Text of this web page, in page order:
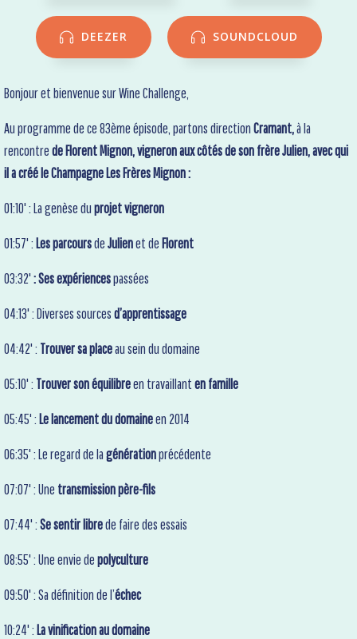
DEEZER SOUNDCLOUD
Bonjour et bienvenue sur Wine Challenge,
Au programme de ce 83ème épisode, partons directionCramant,à la
rencontrede Florent Mignon, vigneron aux côtés de son frère Julien, avec qui
il a créé le Champagne Les Frères Mignon :
01:10' : La genèse duprojet vigneron
01:57' :Les parcoursdeJulienet deFlorent
03:32': Ses expériencespassées
04:13' :Diverses sourcesd’apprentissage
04:42' : Trouver sa placeau sein du domaine
05:10' : Trouver son équilibreen travaillanten famille
05:45' :Le lancement du domaineen 2014
06:35' : Le regard de lagénérationprécédente
07:07' : Une transmission père-fils
07:44' :Se sentir librede faire des essais
08:55' : Une envie depolyculture
09:50' : Sa définition de l’échec
10:24' :La vinification au domaine